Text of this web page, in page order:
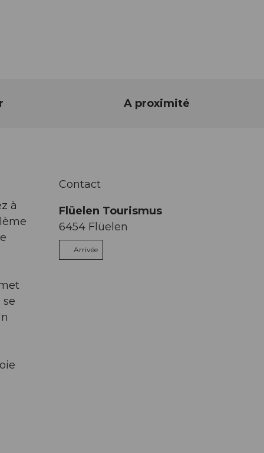
A proximité
à
Contact
Flüelen Tourismus
6454 Flüelen
Arrivée